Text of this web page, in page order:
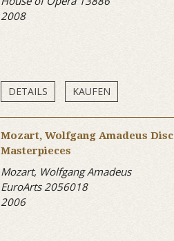
2008
DETAILS KAUFEN
Mozart, Wolfgang Amadeus
Masterpieces
Mozart, Wolfgang Amadeus
EuroArts 2056018
2006